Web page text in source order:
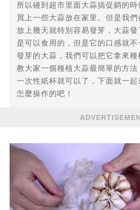
所以碰到超市里面大蒜搞促銷的時
買上一些大蒜放在家里。但是我
放上幾天就特別容易發芽，大蒜發
是可以食用的，但是它的口感就不
發芽的大蒜，我們可以把它拿來種
教大家一個種植大蒜最簡單的方法
一次性紙杯就可以了，下面就一起
怎麼操作的吧！